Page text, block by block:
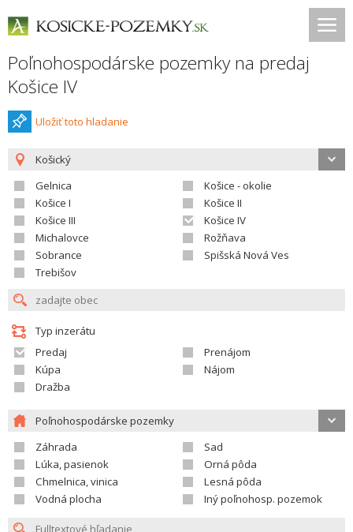
Poľnohospodárske pozemky na predaj
Košice IV
Uložiť toto hladanie
Košický
Gelnica
Košice - okolie
Košice I
Košice II
Košice III
Košice IV
Michalovce
Rožňava
Sobrance
Spišská Nová Ves
Trebišov
Typ inzerátu
Predaj
Prenájom
Kúpa
Nájom
Dražba
Poľnohospodárske pozemky
Záhrada
Sad
Lúka, pasienok
Orná pôda
Chmelnica, vinica
Lesná pôda
Vodná plocha
Iný poľnohosp. pozemok